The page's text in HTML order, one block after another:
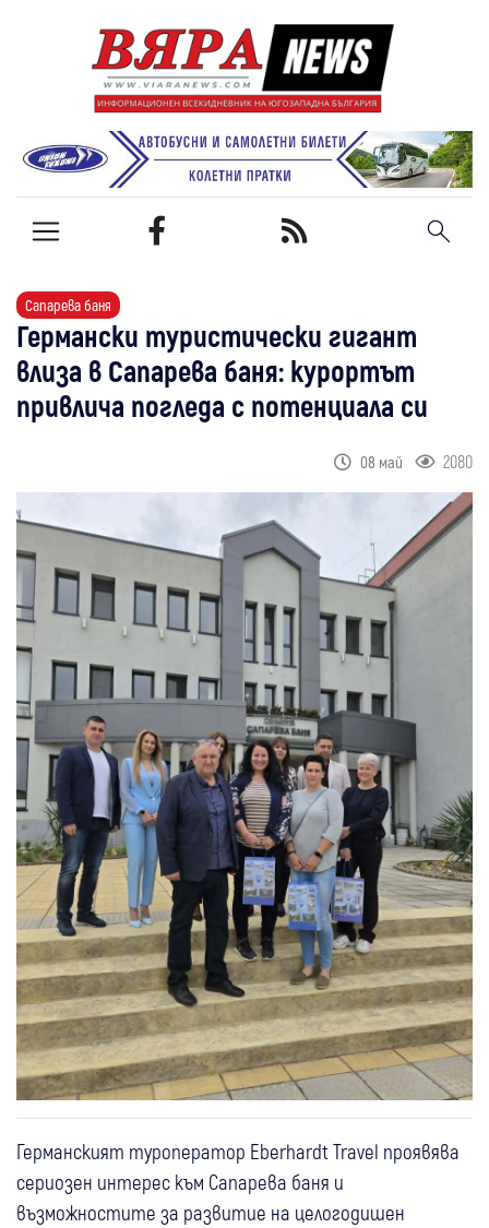
Сапарева баня
Германски туристически гигант
влиза в Сапарева баня: курортът
привлича погледа с потенциала си
08 май 2080
Германският туроператор Eberhardt Travel проявява
сериозен интерес към Сапарева баня и
възможностите за развитие на целогодишен